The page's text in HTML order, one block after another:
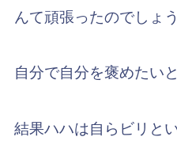
んて頑張ったのでしょう
自分で自分を褒めたい
結果ハハは自らビリと